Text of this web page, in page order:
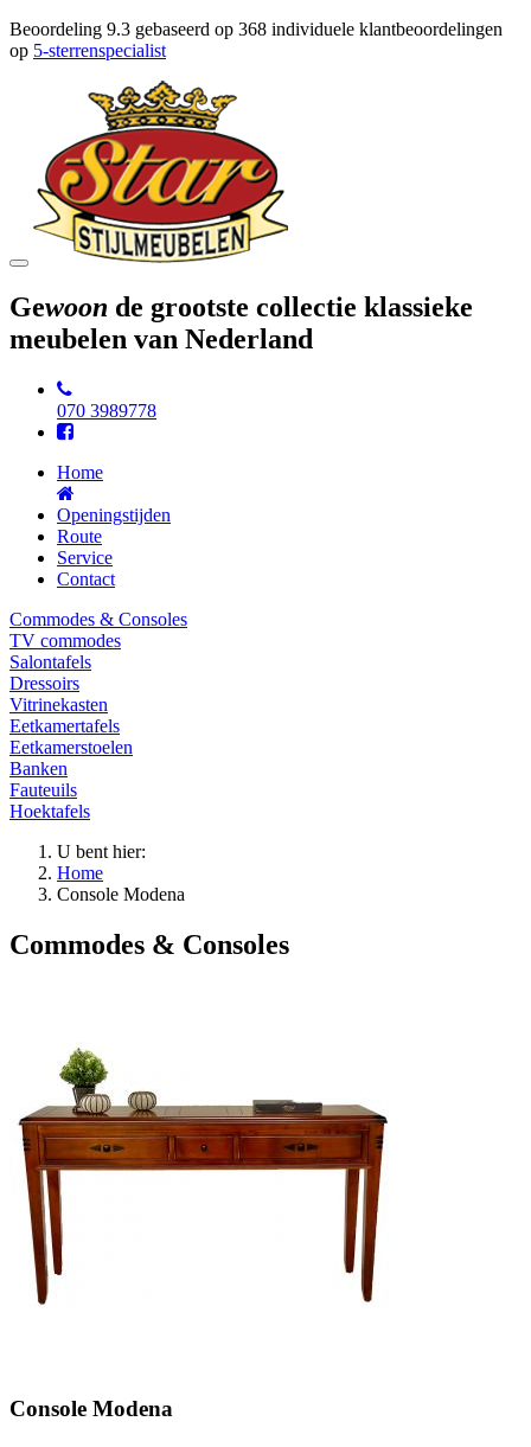
Beoordeling 9.3 gebaseerd op 368 individuele klantbeoordelingen
op 5-sterrenspecialist
Toggle
Gewoon de grootste collectie klassieke
meubelen van Nederland
070 3989778
Home
Openingstijden
Route
Service
Contact
Commodes & Consoles
TV commodes
Salontafels
Dressoirs
Vitrinekasten
Eetkamertafels
Eetkamerstoelen
Banken
Fauteuils
Hoektafels
U bent hier:
Home
Console Modena
Commodes & Consoles
Console Modena